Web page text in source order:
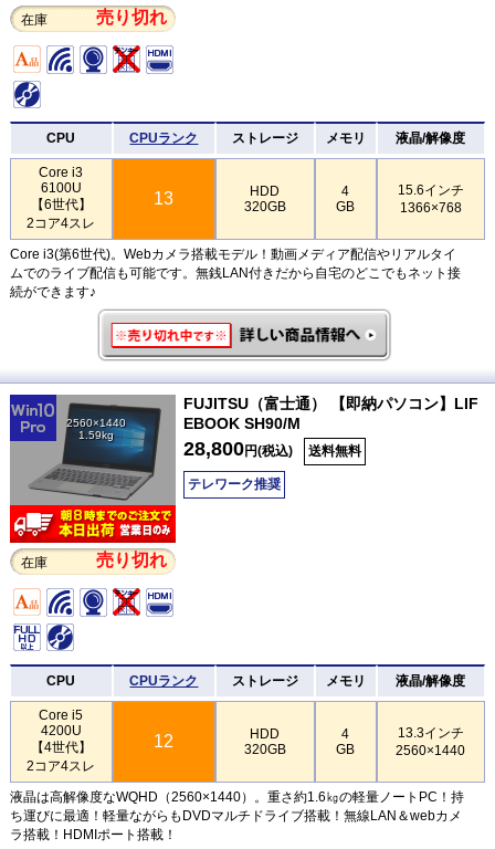
在庫 売り切れ
CPU CPUランク ストレージ メモリ 液晶/解像度
Core i3
6100U
【6世代】
2コア4スレ
13
HDD
320GB
4
GB
15.6インチ
1366×768
Core i3(第6世代)。Webカメラ搭載モデル！動画メディア配信やリアルタイ
ムでのライブ配信も可能です。無銭LAN付きだから自宅のどこでもネット接
続ができます♪
2560×1440
1.59kg
在庫 売り切れ
FUJITSU（富士通） 【即納パソコン】LIF
EBOOK SH90/M
28,800円(税込) 送料無料
テレワーク推奨
CPU CPUランク ストレージ メモリ 液晶/解像度
Core i5
4200U
【4世代】
2コア4スレ
12
HDD
320GB
4
GB
13.3インチ
2560×1440
液晶は高解像度なWQHD（2560×1440）。重さ約1.6㎏の軽量ノートPC！持
ち運びに最適！軽量ながらもDVDマルチドライブ搭載！無線LAN＆webカメ
ラ搭載！HDMIポート搭載！